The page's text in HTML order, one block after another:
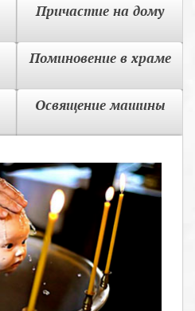
Причастие на дому
Поминовение в храме
Освящение машины